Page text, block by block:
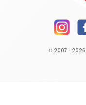
© 2007 - 2026